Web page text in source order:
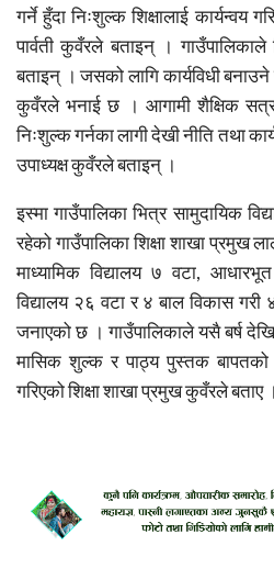
गर्ने हुँदा निःशुल्क शिक्षालाई कार्यन्वय
पार्वती कुवँरले बताइन् ।
बताइन् । जसको लागि कार्यविधी बनाउने
कुवँरले भनाई छ । आगामी शैक्षिक
निःशुल्क गर्नका लागी देखी नीति तथा
उपाध्यक्ष कुवँरले बताइन् ।
इस्मा गाउँपालिका भित्र सामुदायिक
रहेको गाउँपालिका शिक्षा शाखा प्रमुख
माध्यामिक विद्यालय ७ वटा,
विद्यालय २६ वटा र ४ बाल विकास गरी
जनाएको छ । गाउँपालिकाले यसै बर्ष
मासिक शुल्क र पाठ्य पुस्तक बापतको
गरिएको शिक्षा शाखा प्रमुख कुवँरले बताए ।